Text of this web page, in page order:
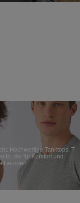
Hochwertige Tanktops, T-
die für Komfort und
wurden.